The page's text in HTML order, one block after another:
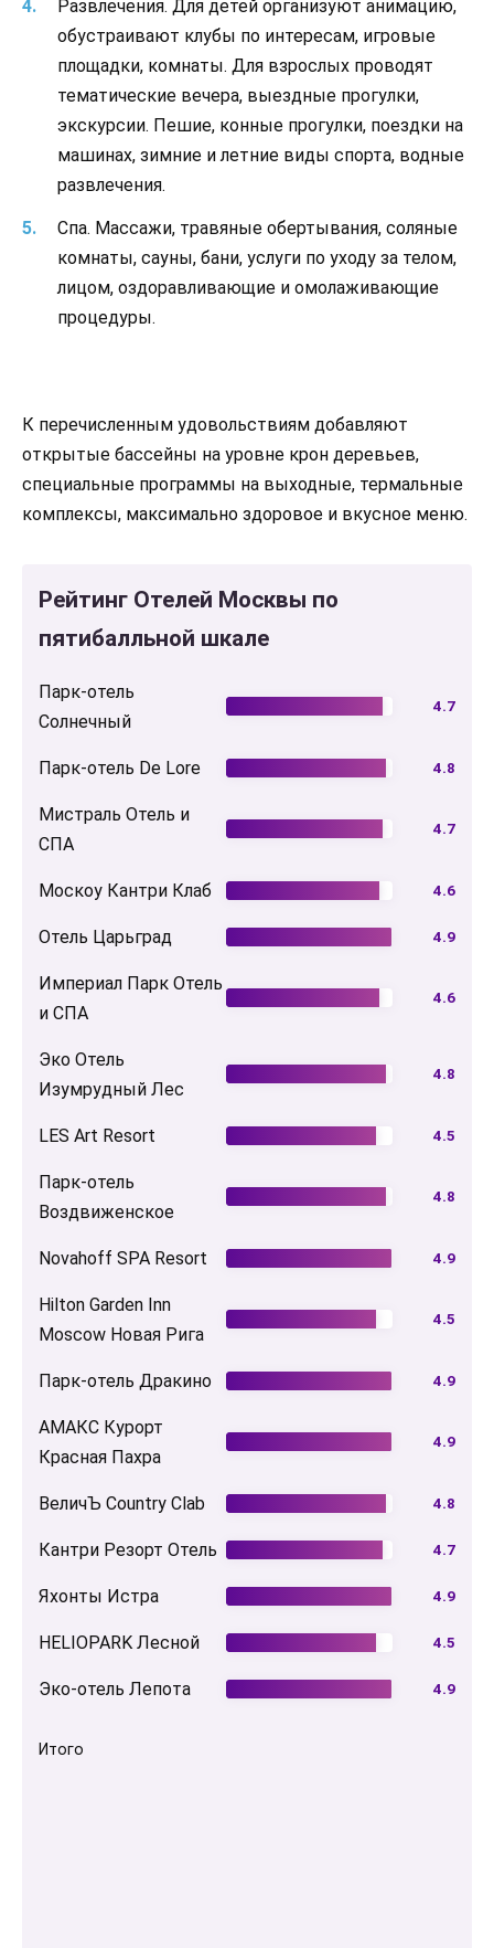
Развлечения. Для детей организуют анимацию,
обустраивают клубы по интересам, игровые
площадки, комнаты. Для взрослых проводят
тематические вечера, выездные прогулки,
экскурсии. Пешие, конные прогулки, поездки на
машинах, зимние и летние виды спорта, водные
развлечения.
Спа. Массажи, травяные обертывания, соляные
комнаты, сауны, бани, услуги по уходу за телом,
лицом, оздоравливающие и омолаживающие
процедуры.
К перечисленным удовольствиям добавляют
открытые бассейны на уровне крон деревьев,
специальные программы на выходные, термальные
комплексы, максимально здоровое и вкусное меню.
Рейтинг Отелей Москвы по
пятибалльной шкале
Парк-отель
Солнечный
4.7
Парк-отель De Lore 4.8
Мистраль Отель и
СПА
4.7
Москоу Кантри Клаб 4.6
Отель Царьград 4.9
Империал Парк Отель
и СПА
4.6
Эко Отель
Изумрудный Лес
4.8
LES Art Resort 4.5
Парк-отель
Воздвиженское
4.8
Novahoff SPA Resort 4.9
Hilton Garden Inn
Moscow Новая Рига
4.5
Парк-отель Дракино 4.9
АМАКС Курорт
Красная Пахра
4.9
ВеличЪ Country Clab 4.8
Кантри Резорт Отель 4.7
Яхонты Истра 4.9
HELIOPARK Лесной 4.5
Эко-отель Лепота 4.9
Итого